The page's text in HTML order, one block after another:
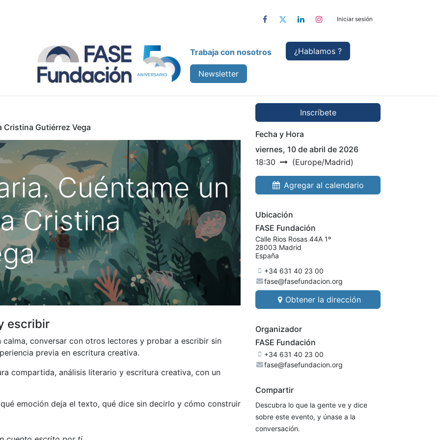
Iniciar sesión
Colabora Cursos
Trabaja con nosotros ¿Hablamos ?
Newsletter
Gutiérrez Vega
Cuéntame un
Cristina
escribir
conversar con otros lectores y probar a escribir sin
previa en escritura creativa.
compartida, análisis literario y escritura creativa, con un
emoción deja el texto, qué dice sin decirlo y cómo construir
Inscríbete
Fecha y Hora
viernes, 10 de abril de 2026
18:30
(Europe/Madrid)
Agregar al calendario
Ubicación
FASE Fundación
Calle Rios Rosas 44A 1º
28003 Madrid
España
+34 631 40 23 00
fase@fasefundacion.org
Obtener la dirección
Organizador
FASE Fundación
+34 631 40 23 00
fase@fasefundacion.org
Compartir
Descubra lo que la gente ve y dice
sobre este evento, y únase a la
conversación.